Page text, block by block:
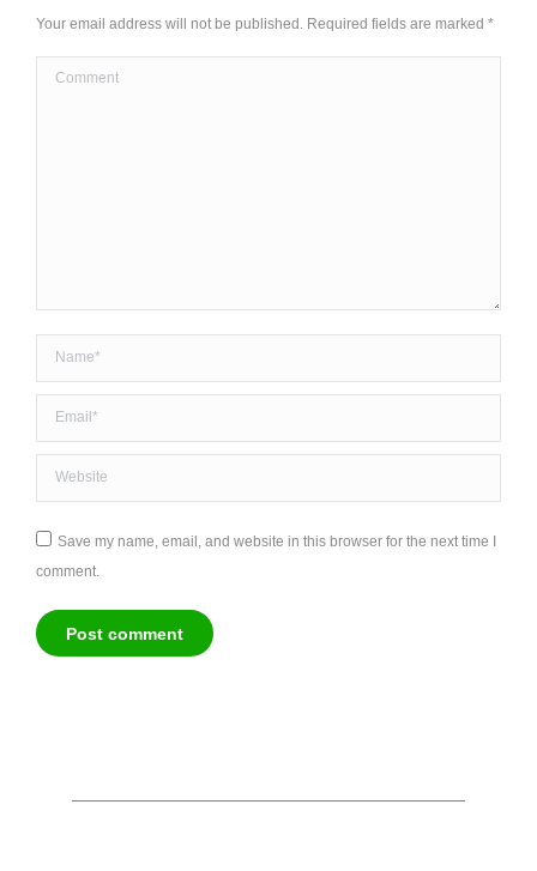
Your email address will not be published. Required fields are marked *
Comment
Name *
Email *
Website
Save my name, email, and website in this browser for the next time I
comment.
Post comment